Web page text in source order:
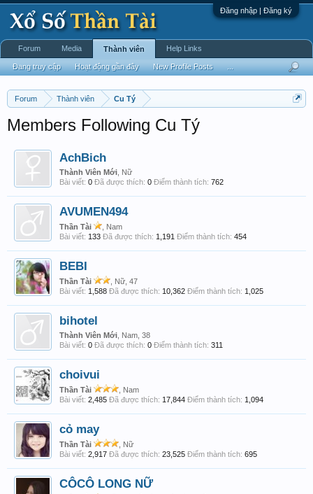
Đăng nhập | Đăng ký
Forum Thành viên Cu Tý
Members Following Cu Tý
AchBich
Thành Viên Mới , Nữ
Bài viết: 0 Đã được thích: 0 Điểm thành tích: 762
AVUMEN494
Thần Tài
, Nam
Bài viết: 133 Đã được thích: 1,191 Điểm thành tích: 454
BEBI
Thần Tài
, Nữ, 47
Bài viết: 1,588 Đã được thích: 10,362 Điểm thành tích: 1,025
bihotel
Thành Viên Mới , Nam, 38
Bài viết: 0 Đã được thích: 0 Điểm thành tích: 311
choivui
Thần Tài
, Nam
Bài viết: 2,485 Đã được thích: 17,844 Điểm thành tích: 1,094
cỏ may
Thần Tài
, Nữ
Bài viết: 2,917 Đã được thích: 23,525 Điểm thành tích: 695
CÔCÔ LONG NỮ
Forum Media Thành viên
Đang truy cập Hoạt động gần đây New Profile Posts
Help Links